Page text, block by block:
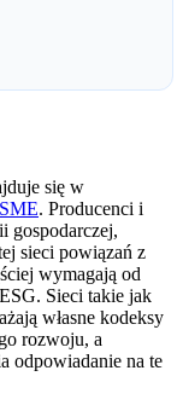
się w
. Producenci i
gospodarczej,
sieci powiązań z
wymagają od
Sieci takie jak
własne kodeksy
rozwoju, a
odpowiadanie na te